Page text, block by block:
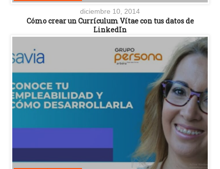
diciembre 10, 2014
Cómo crear un Currículum Vítae con tus datos de
LinkedIn